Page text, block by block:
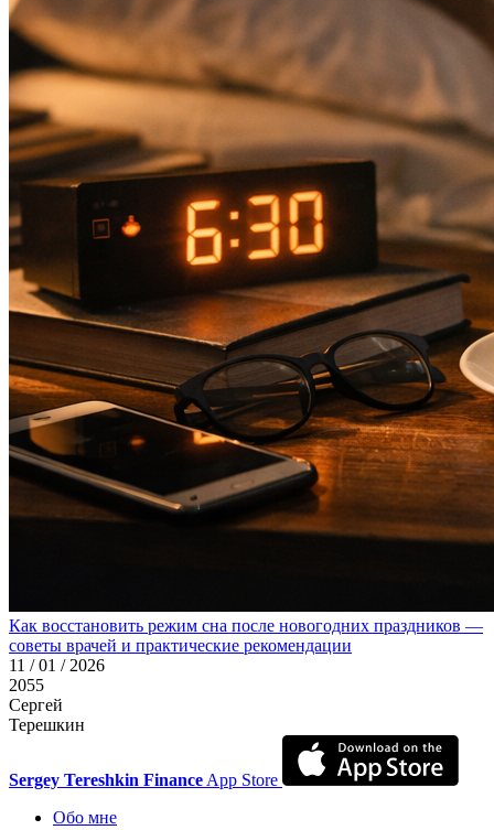
Как восстановить режим сна после новогодних праздников —
советы врачей и практические рекомендации
11 / 01 / 2026
2055
Сергей
Терешкин
Sergey Tereshkin Finance App Store
Обо мне